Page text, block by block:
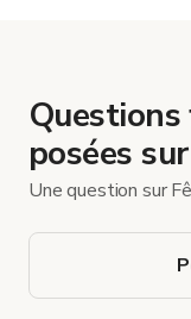
posées
Une question sur